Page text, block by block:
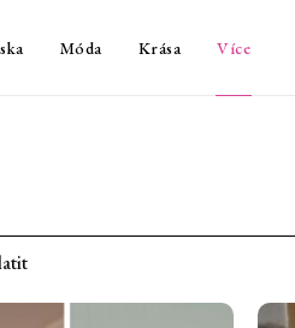
Móda Krása Více
díl